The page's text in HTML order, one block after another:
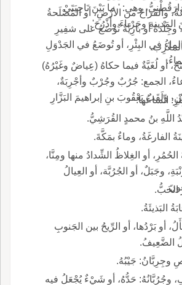
وهي: ' ما بَيْنَ نَاحِيَتَيْ
وجَرْباءَ وأَذْرُحَ'.
والقَرَاحُ من الأرْضِ، أو المُصْلَحةُ
أو بارِيَّةٌ تُوضَعُ على شفِيرِ
الماءُ في البِئْرِ، أو تُوضَعُ في الجَدْوَلِ
أو لُغَيَّةٌ فيما حكاهُ (عِياضٌ وغَيْرُهُ)
المِزْوَدُ، أو الوِعاءُ، الجمع: جُرُبٌ وجُرْبٌ وأجْرِبَةٌ،
ولَقَبُ يَعْقُوبَ بنِ إبراهيمَ البَزَّارِ
اللَّهِ بنُ محمدٍ القُرَشِيُّ.
الفارغَةُ، وماءٌ بمَكَّةَ.
أو الغِلاظُ الشِّدادُ منها ومِنَّا،
وجَبَلٌ، أو الجُرُبَّة، أو العِيالُ
الخَبُّ.
البَذيئَةُ.
أو بَرْدُها، أو الرِّيحُ بين الجَنوبِ
الضَّعِيفُ.
السَّيفِ، وجُرُبَّانُهُ: حَدُّهُ، أو شَيْءٌ يُجْعَلُ فيه